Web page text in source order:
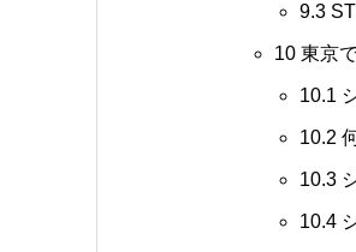
9.3
10東京
10.1
10.2
10.3
10.4